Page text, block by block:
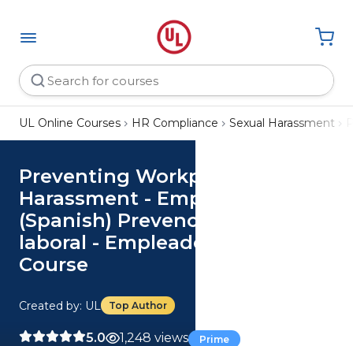
UL Online Courses HR Compliance Sexual Harassment
Preventing Workplace
Harassment - Employees (US)
(Spanish) Prevención del acoso
laboral - Empleados (US)
Course
Created by: UL Top Author
5.0 1,248 views Prime